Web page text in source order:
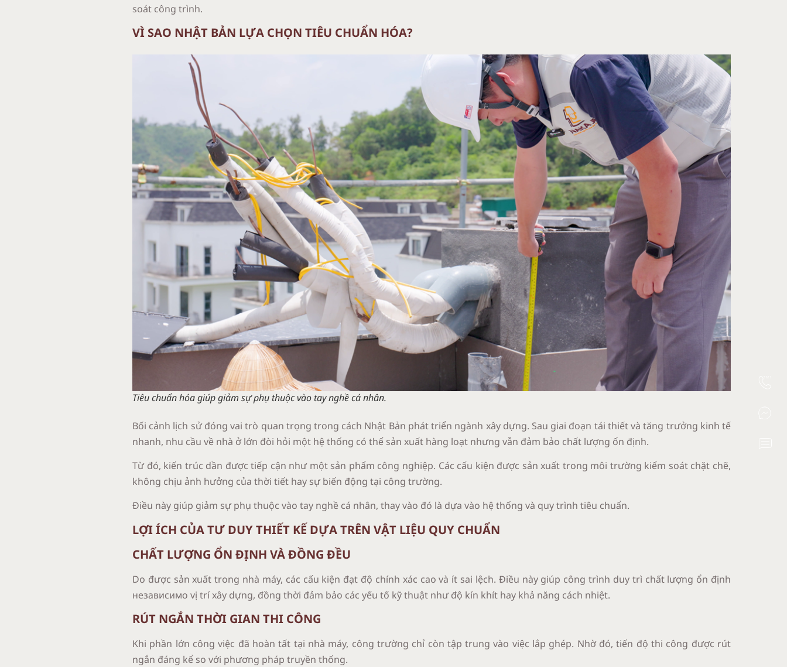
soát công trình.
VÌ SAO NHẬT BẢN LỰA CHỌN TIÊU CHUẨN HÓA?
Tiêu chuẩn hóa giúp giảm sự phụ thuộc vào tay nghề cá nhân.
Bối cảnh lịch sử đóng vai trò quan trọng trong cách Nhật Bản phát triển ngành xây dựng. Sau giai đoạn tái thiết và tăng trưởng kinh tế
nhanh, nhu cầu về nhà ở lớn đòi hỏi một hệ thống có thể sản xuất hàng loạt nhưng vẫn đảm bảo chất lượng ổn định.
Từ đó, kiến trúc dần được tiếp cận như một sản phẩm công nghiệp. Các cấu kiện được sản xuất trong môi trường kiểm soát chặt chẽ,
không chịu ảnh hưởng của thời tiết hay sự biến động tại công trường.
Điều này giúp giảm sự phụ thuộc vào tay nghề cá nhân, thay vào đó là dựa vào hệ thống và quy trình tiêu chuẩn.
LỢI ÍCH CỦA TƯ DUY THIẾT KẾ DỰA TRÊN VẬT LIỆU QUY CHUẨN
CHẤT LƯỢNG ỔN ĐỊNH VÀ ĐỒNG ĐỀU
Do được sản xuất trong nhà máy, các cấu kiện đạt độ chính xác cao và ít sai lệch. Điều này giúp công trình duy trì chất lượng ổn định
независимо vị trí xây dựng, đồng thời đảm bảo các yếu tố kỹ thuật như độ kín khít hay khả năng cách nhiệt.
RÚT NGẮN THỜI GIAN THI CÔNG
Khi phần lớn công việc đã hoàn tất tại nhà máy, công trường chỉ còn tập trung vào việc lắp ghép. Nhờ đó, tiến độ thi công được rút
ngắn đáng kể so với phương pháp truyền thống.